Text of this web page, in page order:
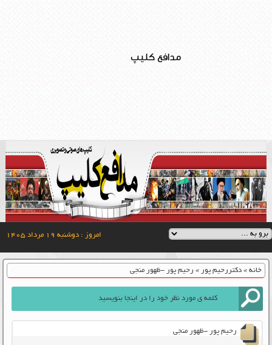
مدافع کلیپ
امروز : دوشنبه ۱۹ مرداد ۱۴۰۵
خانه» دکتررحیم پور » رحیم پور -ظهور منجی
رحیم پور -ظهور منجی